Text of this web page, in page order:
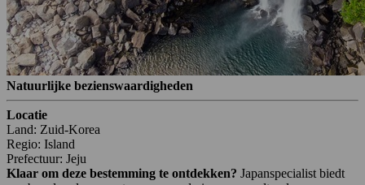
Natuurlijke bezienswaardigheden
Locatie
Land: Zuid-Korea
Regio: Island
Prefectuur: Jeju
Klaar om deze bestemming te ontdekken? Japanspecialist biedt